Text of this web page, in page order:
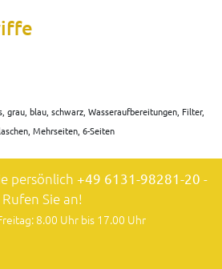
grau, blau, schwarz, Wasseraufbereitungen, Filter,
Mehrseiten, 6-Seiten
persönlich +49 6131-98281-20 -
Rufen Sie an!
8.00 Uhr bis 17.00 Uhr